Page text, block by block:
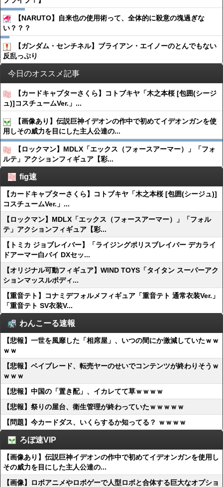
【NARUTO】自来也の使用術って、全体的に殺意の塊過ぎな
い？？？
【ガンダム・センチネル】ブライアン・エイノーのとんでもない
反乱っぷり
今日のオススメ記事
【カードキャプターさくら】コトブキヤ「木之本桜 [包囲(シージ
ュ)]コスチュームVer.」...
【画像あり】伝説巨神イデオンの作中で初めてイデオンガンを使
用しその威力を目にした主人公達の...
【ロックマン】MDLX「エックス（フォースアーマー）」「フォ
ルテ」アクションフィギュア【彩...
fig速
【カードキャプターさくら】コトブキヤ「木之本桜 [包囲(シージュ)]
コスチュームVer.」...
【ロックマン】MDLX「エックス（フォースアーマー）」「フォル
テ」アクションフィギュア【彩...
【トミカ ジョブレイバー】「ライジングポリスブレイバー デカライ
ドアーマー白バイ DXセッ...
【オリジナル可動フィギュア】WIND TOYS「タイタン スーパーアク
ションマッスルボディ...
【重音テト】コナミデフォルメフィギュア「重音テト 通常衣装Ver.」
「重音テト SV衣装V...
わんこーる速報
【悲報】一世を風靡した「相席屋」、いつの間にか激減していたｗｗ
ｗｗ
【悲報】ベイブレード、転売ヤーのせいでコンテンツが終わりそうｗ
ｗｗｗ
【悲報】中国の「置き配」、イカレてて草ｗｗｗｗ
【悲報】祭りの屋台、衛生管理が終わっていたｗｗｗｗｗ
【問題】今カードダス、いくらするか知ってる？ ｗｗｗｗ
ろぼ速VIP
【画像あり】伝説巨神イデオンの作中で初めてイデオンガンを使用し
その威力を目にした主人公達の...
【画像】ロボアニメやロボゲーで人型ロボと合体する巨大なオプショ